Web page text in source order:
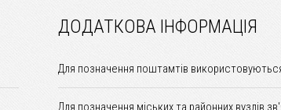
ДОДАТКОВА ІНФОРМАЦІЯ
Для позначення поштамтів
Для позначення міських та районних вузлів